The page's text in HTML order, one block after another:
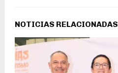
NOTICIAS RELACIONADAS